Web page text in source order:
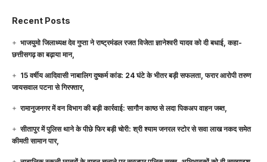
Recent Posts
भाजयुमो जिलाध्यक्ष देव गुप्ता ने राष्ट्रमंडल रजत विजेता ज्ञानेश्वरी यादव को दी बधाई, कहा-
छत्तीसगढ़ का बढ़ाया मान,
15 वर्षीय आदिवासी नाबालिग दुष्कर्म कांड: 24 घंटे के भीतर बड़ी सफलता, फरार आरोपी तरुण
जायसवाल पटना से गिरफ्तार,
रामानुजनगर में वन विभाग की बड़ी कार्रवाई: सागौन काष्ठ से लदा पिकअप वाहन जब्त,
सीतापुर में पुलिस थाने के पीछे फिर बड़ी चोरी: श्री श्याम जनरल स्टोर से सवा लाख नकद समेत
कीमती सामान पार,